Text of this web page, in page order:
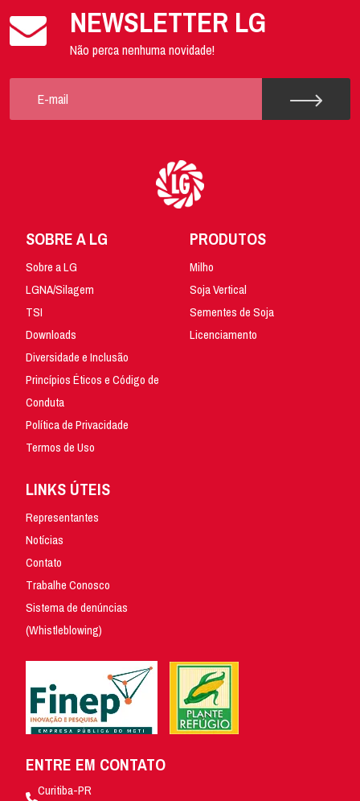
NEWSLETTER LG
Não perca nenhuma novidade!
SOBRE A LG
Sobre a LG
LGNA/Silagem
TSI
Downloads
Diversidade e Inclusão
Princípios Éticos e Código de
Conduta
Política de Privacidade
Termos de Uso
PRODUTOS
Milho
Soja Vertical
Sementes de Soja
Licenciamento
LINKS ÚTEIS
Representantes
Notícias
Contato
Trabalhe Conosco
Sistema de denúncias
(Whistleblowing)
ENTRE EM CONTATO
Curitiba-PR